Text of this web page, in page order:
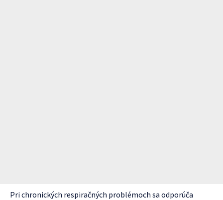
Pri chronických respiračných problémoch sa odporúča